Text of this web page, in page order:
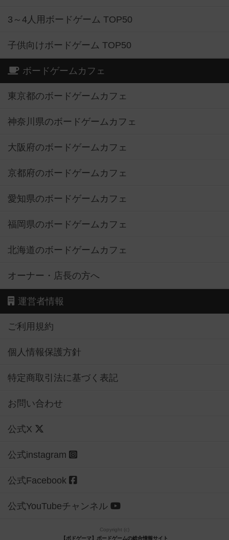
3～4人用ボードゲーム TOP50
子供向けボードゲーム TOP50
ボードゲームカフェ
東京都のボードゲームカフェ
神奈川県のボードゲームカフェ
大阪府のボードゲームカフェ
京都府のボードゲームカフェ
愛知県のボードゲームカフェ
福岡県のボードゲームカフェ
北海道のボードゲームカフェ
オーナー・店長の方へ
運営者情報
ご利用規約
個人情報保護方針
特定商取引法に基づく表記
お問い合わせ
公式X
公式instagram
公式Facebook
公式YouTubeチャンネル
Copyright (c)
【ボドゲーマ】ボードゲームの総合情報サイト